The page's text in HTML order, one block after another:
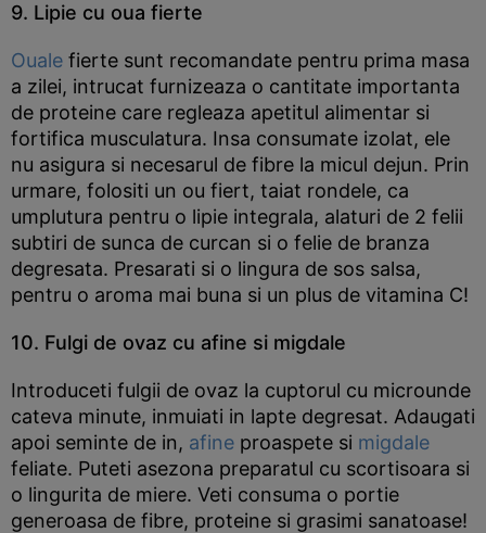
9. Lipie cu oua fierte
Ouale fierte sunt recomandate pentru prima masa
a zilei, intrucat furnizeaza o cantitate importanta
de proteine care regleaza apetitul alimentar si
fortifica musculatura. Insa consumate izolat, ele
nu asigura si necesarul de fibre la micul dejun. Prin
urmare, folositi un ou fiert, taiat rondele, ca
umplutura pentru o lipie integrala, alaturi de 2 felii
subtiri de sunca de curcan si o felie de branza
degresata. Presarati si o lingura de sos salsa,
pentru o aroma mai buna si un plus de vitamina C!
10. Fulgi de ovaz cu afine si migdale
Introduceti fulgii de ovaz la cuptorul cu microunde
cateva minute, inmuiati in lapte degresat. Adaugati
apoi seminte de in, afine proaspete si migdale
feliate. Puteti asezona preparatul cu scortisoara si
o lingurita de miere. Veti consuma o portie
generoasa de fibre, proteine si grasimi sanatoase!